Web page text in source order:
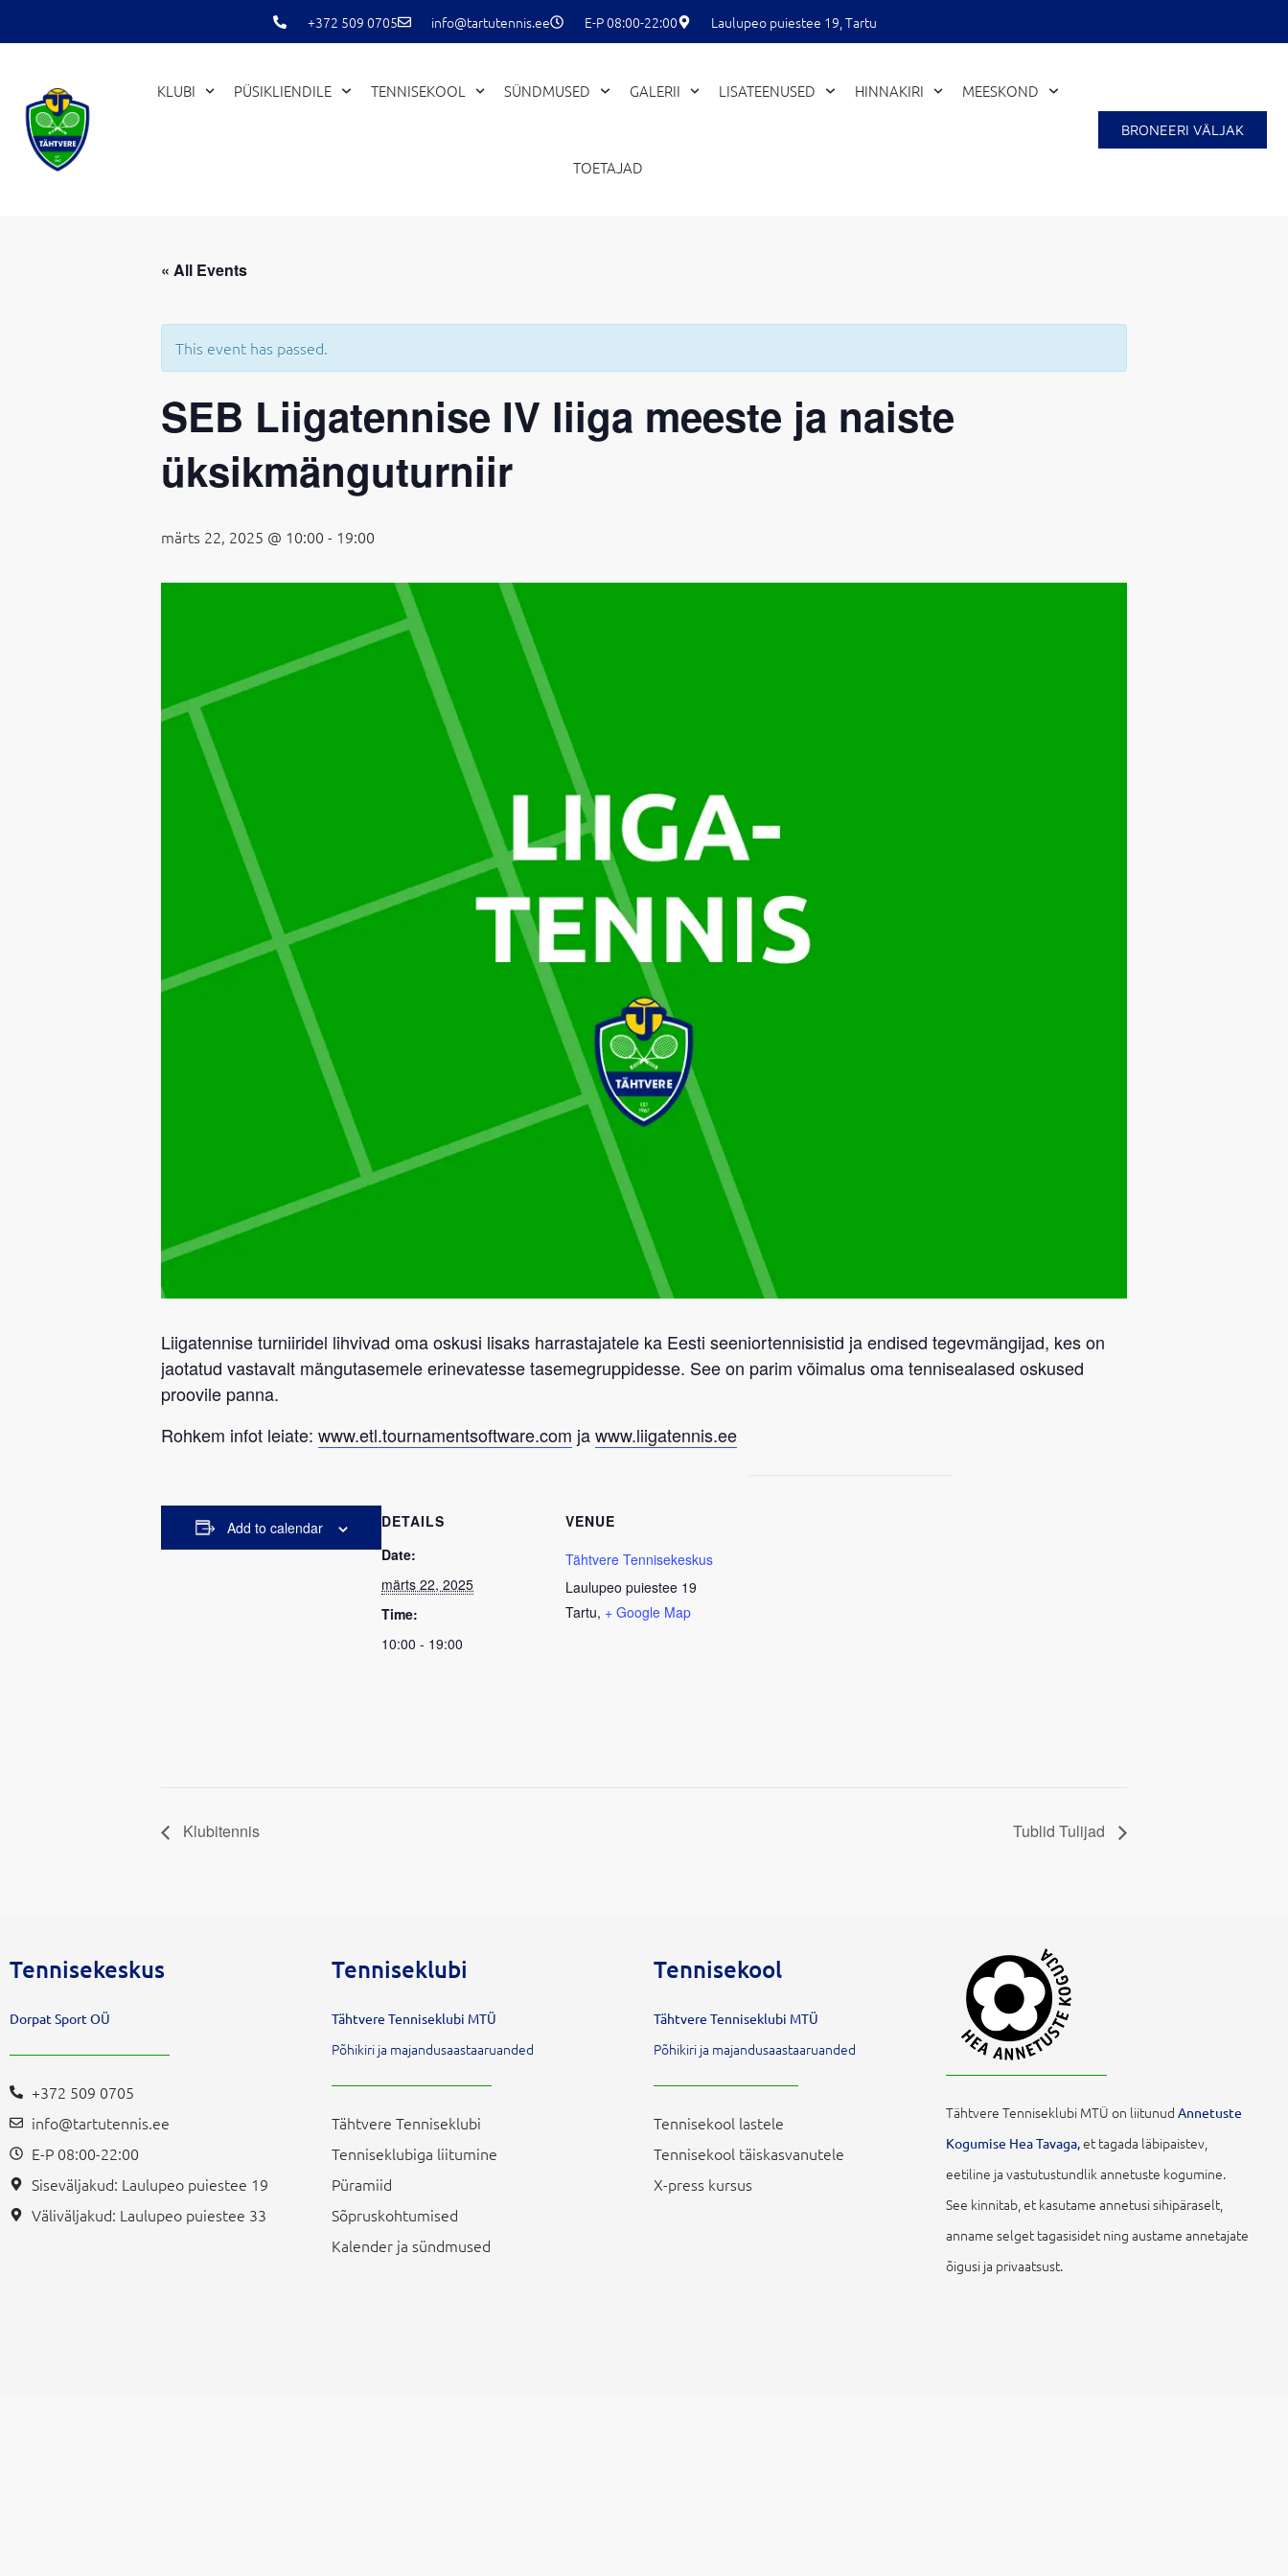
to
+372 509 0705 info@tartutennis.ee E-P 08:00-22:00 Laulupeo puiestee 19, Tartu
KLUBI PÜSIKLIENDILE TENNISEKOOL SÜNDMUSED GALERII LISATEENUSED HINNAKIRI MEESKOND
TOETAJAD
BRONEERI VÄLJAK
« All Events
This event has passed.
SEB Liigatennise IV liiga meeste ja naiste
üksikmänguturniir
märts 22, 2025 @ 10:00 - 19:00
Liigatennise turniiridel lihvivad oma oskusi lisaks harrastajatele ka Eesti seeniortennisistid ja endised tegevmängijad, kes on
jaotatud vastavalt mängutasemele erinevatesse tasemegruppidesse. See on parim võimalus oma tennisealased oskused
proovile panna.
Rohkem infot leiate: www.etl.tournamentsoftware.com jawww.liigatennis.ee
Add to calendar
DETAILS
Date:
märts 22, 2025
Time:
10:00 - 19:00
VENUE
Tähtvere Tennisekeskus
Laulupeo puiestee 19
Tartu, + Google Map
Klubitennis Tublid Tulijad
Tennisekeskus
Dorpat Sport OÜ
+372 509 0705
info@tartutennis.ee
E-P 08:00-22:00
Siseväljakud: Laulupeo puiestee 19
Väliväljakud: Laulupeo puiestee 33
Tenniseklubi
Tähtvere Tenniseklubi MTÜ
Põhikiri ja majandusaastaaruanded
Tähtvere Tenniseklubi
Tenniseklubiga liitumine
Püramiid
Sõpruskohtumised
Kalender ja sündmused
Tennisekool
Tähtvere Tenniseklubi MTÜ
Põhikiri ja majandusaastaaruanded
Tennisekool lastele
Tennisekool täiskasvanutele
X-press kursus
Tähtvere Tenniseklubi MTÜ on liitunudAnnetuste
Kogumise Hea Tavaga,et tagada läbipaistev,
eetiline ja vastutustundlik annetuste kogumine.
See kinnitab, et kasutame annetusi sihipäraselt,
anname selget tagasisidet ning austame annetajate
õigusi ja privaatsust.